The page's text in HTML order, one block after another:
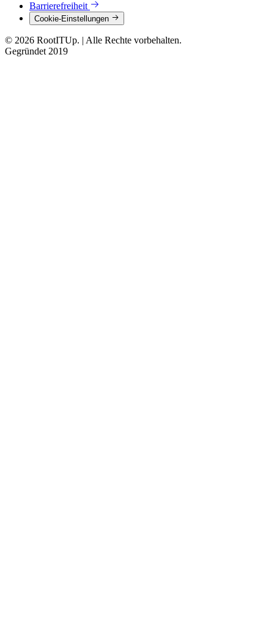
Barrierefreiheit
Cookie-Einstellungen
© 2026 RootITUp.
Alle Rechte vorbehalten.
Gegründet 2019